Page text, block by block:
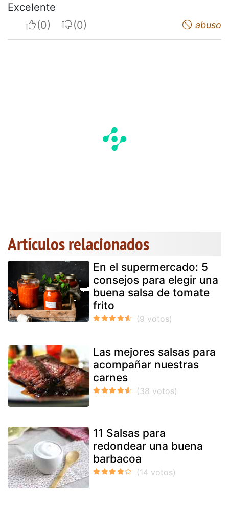
Excelente
I apreciateI do not appreciate abuso
Artículos relacionados
En el supermercado: 5
consejos para elegir una
buena salsa de tomate
frito
Las mejores salsas para
acompañar nuestras
carnes
11 Salsas para
redondear una buena
barbacoa